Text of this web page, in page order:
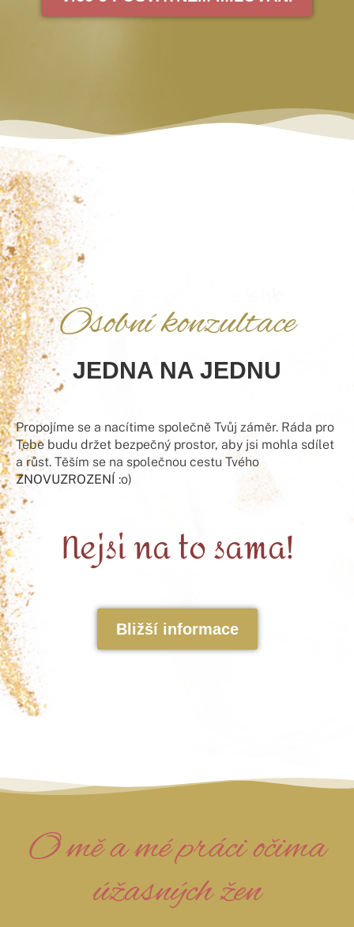
Osobní konzultace
JEDNA NA JEDNU
Propojíme se a nacítime společně Tvůj záměr. Ráda pro
Tebe budu držet bezpečný prostor, aby jsi mohla sdílet
a růst. Těším se na společnou cestu Tvého
ZNOVUZROZENÍ :o)
Nejsi na to sama!
Bližší informace
O mě a mé práci očima
úžasných žen